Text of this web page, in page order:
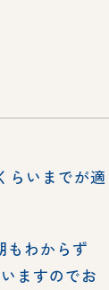
らいまでが適
もわからず
ますのでお